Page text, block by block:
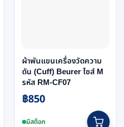
ผ้าพันแขนเครื่องวัดความ
ดัน (Cuff) Beurer ไซส์ M
รหัส RM-CF07
฿850
มีสต็อก